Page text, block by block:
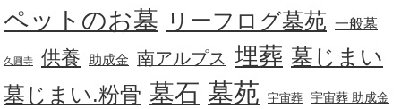
ペットのお墓 リーフログ墓苑 一般墓
久圓寺 供養 助成金 南アルプス 埋葬 墓じまい
墓じまい.粉骨 墓石 墓苑 宇宙葬 宇宙葬 助成金